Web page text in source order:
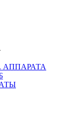
АППАРАТА